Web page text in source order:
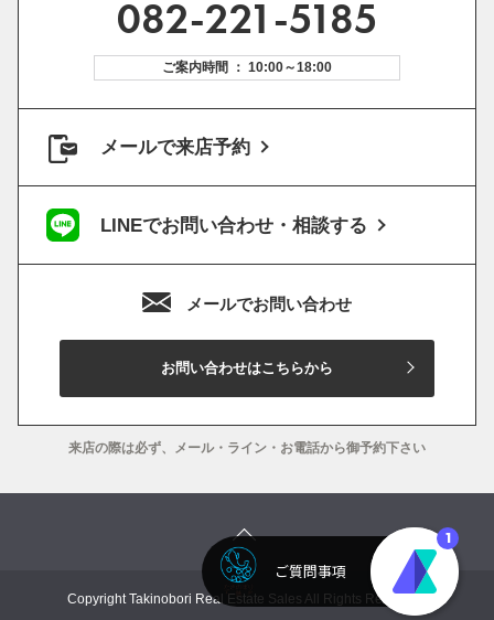
082-221-5185
ご案内時間 ： 10:00～18:00
メールで来店予約
LINEでお問い合わせ・相談する
メールでお問い合わせ
お問い合わせはこちらから
来店の際は必ず、メール・ライン・お電話から御予約下さい
Copyright Takinobori Real Estate Sales All Rights Reserved.